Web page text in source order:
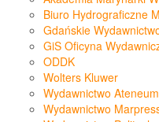
Biuro Hydrograficzne
Gdańskie
GiS Oficyna
ODDK
Wolters Kluwer
Wydawnictwo
Wydawnictwo